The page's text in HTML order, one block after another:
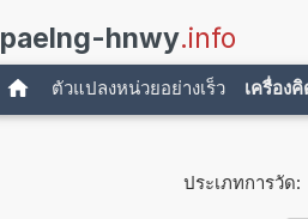
paelng-hnwy.info
ตัวแปลงหน่วยอย่างเร็ว เครื่อง
ประเภทการวัด: